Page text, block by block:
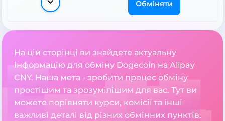
Обміняти
На цій сторінці ви знайдете актуальну
інформацію для обміну Dogecoin на Alipay
CNY. Наша мета - зробити процес обміну
простішим та зрозумілішим для вас. Тут ви
можете порівняти курси, комісії та інші
важливі деталі від різних обмінних пунктів.